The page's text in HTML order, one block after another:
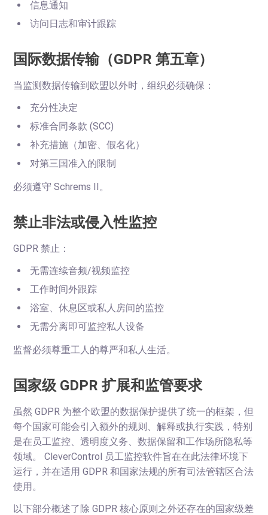
信息通知
访问日志和审计跟踪
国际数据传输（GDPR 第五章）
当监测数据传输到欧盟以外时，组织必须确保：
充分性决定
标准合同条款 (SCC)
补充措施（加密、假名化）
对第三国准入的限制
必须遵守 Schrems II。
禁止非法或侵入性监控
GDPR 禁止：
无需连续音频/视频监控
工作时间外跟踪
浴室、休息区或私人房间的监控
无需分离即可监控私人设备
监督必须尊重工人的尊严和私人生活。
国家级 GDPR 扩展和监管要求
虽然 GDPR 为整个欧盟的数据保护提供了统一的框架，但
每个国家可能会引入额外的规则、解释或执行实践，特别
是在员工监控、透明度义务、数据保留和工作场所隐私等
领域。 CleverControl 员工监控软件旨在在此法律环境下
运行，并在适用 GDPR 和国家法规的所有司法管辖区合法
使用。
以下部分概述了除 GDPR 核心原则之外还存在的国家级差